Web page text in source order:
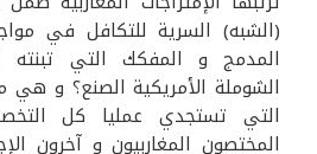
(الشبه) السرية للتكافل في
المدمج و المفكك التي تبنته
الشوملة الأمريكية الصنع؟ و هي
التي تستجدي عمليا كل
المختصون المغاربيون و آخرون